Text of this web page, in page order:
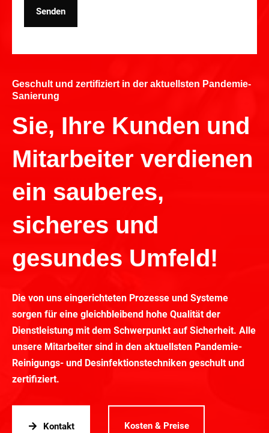
Senden
Geschult und zertifiziert in der aktuellsten Pandemie-
Sanierung
Sie, Ihre Kunden und
Mitarbeiter verdienen
ein sauberes,
sicheres und
gesundes Umfeld!
Die von uns eingerichteten Prozesse und Systeme
sorgen für eine gleichbleibend hohe Qualität der
Dienstleistung mit dem Schwerpunkt auf Sicherheit. Alle
unsere Mitarbeiter sind in den aktuellsten Pandemie-
Reinigungs- und Desinfektionstechniken geschult und
zertifiziert.
Kontakt Kosten & Preise